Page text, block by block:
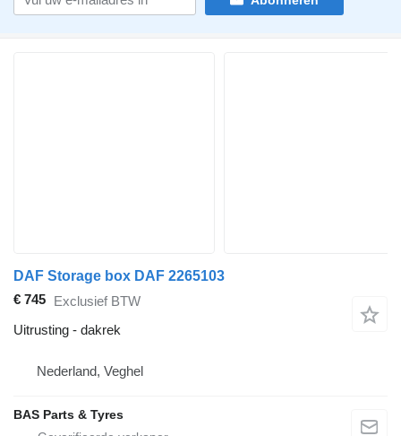
DAF Storage box DAF 2265103
€ 745 Exclusief BTW
Uitrusting - dakrek
Nederland, Veghel
BAS Parts & Tyres